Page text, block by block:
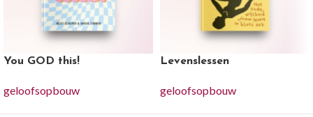
You GOD this!
geloofsopbouw
Levenslessen
geloofsopbouw